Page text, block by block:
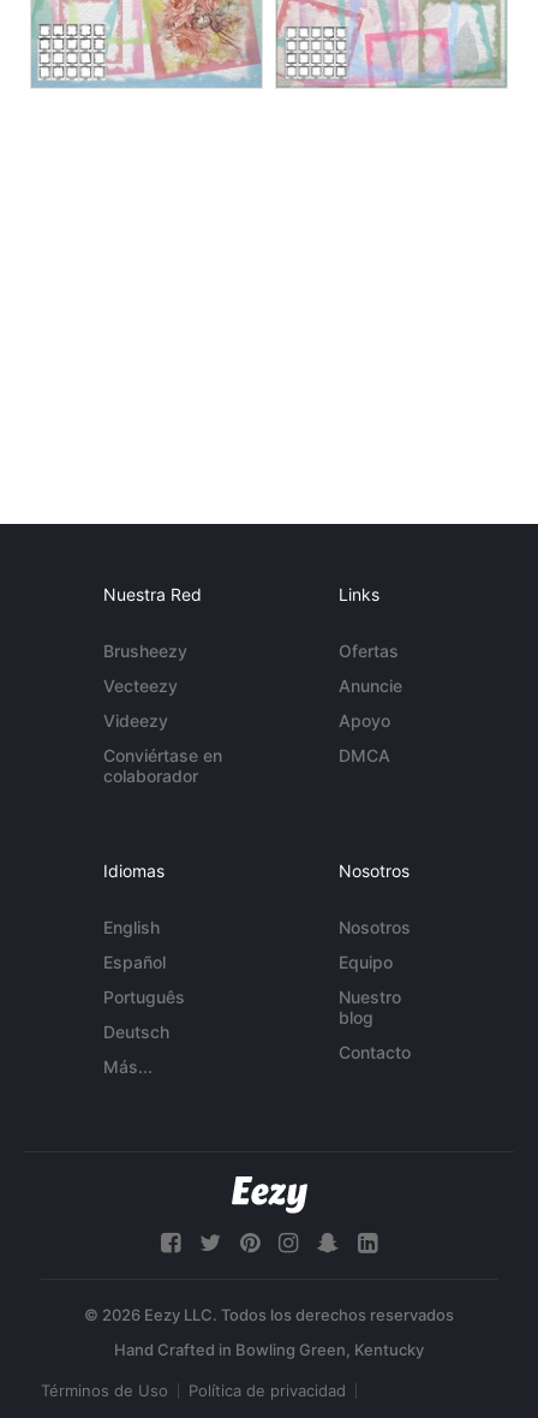
Nuestra Red
Brusheezy
Vecteezy
Videezy
Conviértase en
colaborador
Links
Ofertas
Anuncie
Apoyo
DMCA
Idiomas
English
Español
Português
Deutsch
Más...
Nosotros
Nosotros
Equipo
Nuestro
blog
Contacto
© 2026 Eezy LLC. Todos los derechos reservados
Términos de Uso Política de privacidad